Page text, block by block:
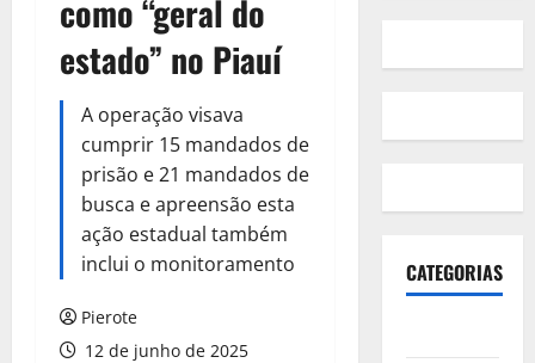
como “geral do
estado” no Piauí
A operação visava
cumprir 15 mandados de
prisão e 21 mandados de
busca e apreensão esta
ação estadual também
inclui o monitoramento
Pierote
12 de junho de 2025
CATEGORIAS